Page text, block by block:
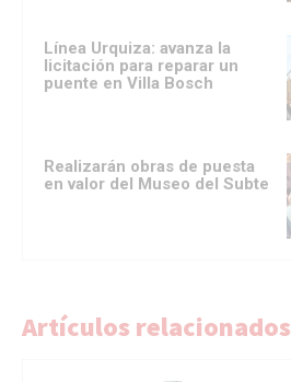
Línea Urquiza: avanza la
licitación para reparar un
puente en Villa Bosch
Realizarán obras de puesta
en valor del Museo del Subte
Artículos relacionados